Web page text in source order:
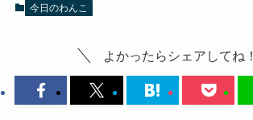
今日のわんこ
よかったらシェアしてね！